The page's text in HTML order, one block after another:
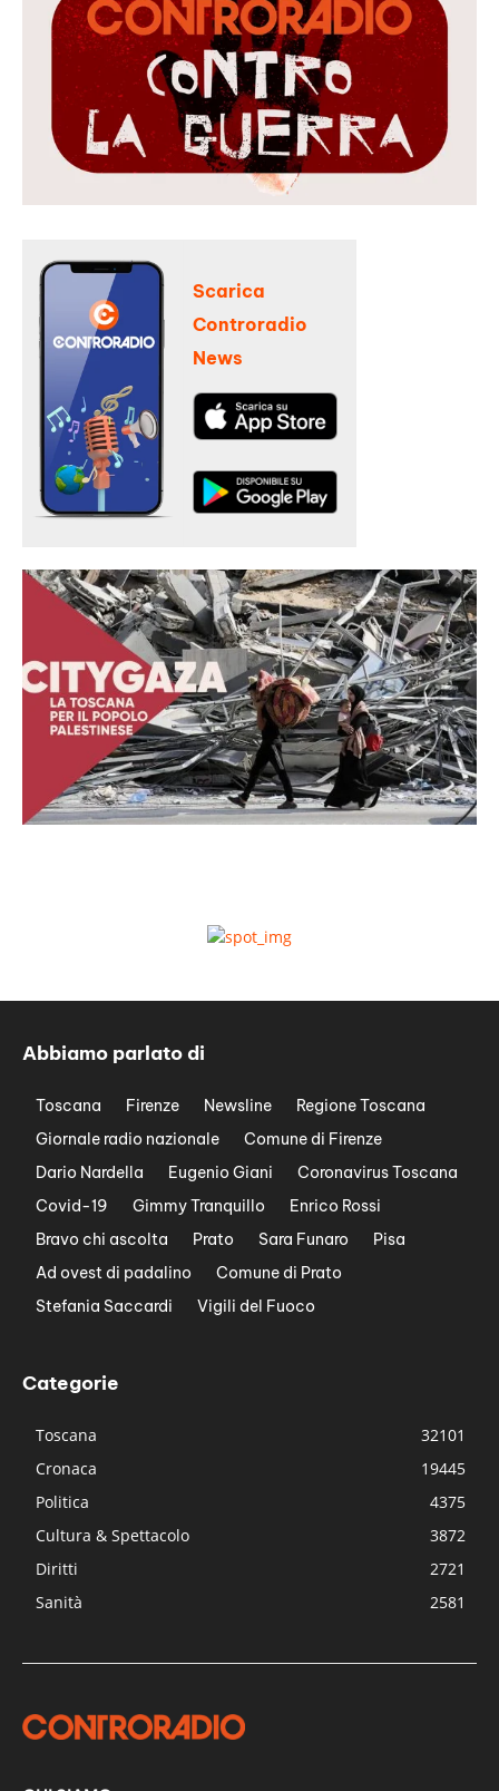
Scarica
Controradio
News
Abbiamo parlato di
Toscana Firenze Newsline
Regione Toscana
Giornale radio nazionale
Comune di Firenze
Dario Nardella
Eugenio Giani
Coronavirus Toscana
Covid-19
Gimmy Tranquillo
Enrico Rossi
Bravo chi ascolta
Prato Sara Funaro
Pisa
Ad ovest di padalino
Comune di Prato
Stefania Saccardi
Vigili del Fuoco
Categorie
Toscana
32101
Cronaca
19445
Politica
4375
Cultura & Spettacolo
3872
Diritti
2721
Sanità
2581